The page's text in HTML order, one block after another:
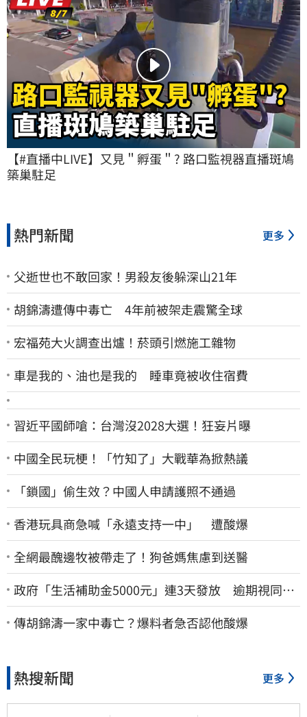
【#直播中LIVE】又見＂孵蛋＂? 路口監視器直播斑鳩
築巢駐足
熱門新聞 更多
父逝世也不敢回家！男殺友後躲深山21年
胡錦濤遭傳中毒亡 4年前被架走震驚全球
宏福苑大火調查出爐！菸頭引燃施工雜物
車是我的、油也是我的 睡車竟被收住宿費
習近平國師嗆：台灣沒2028大選！狂妄片曝
中國全民玩梗！「竹知了」大戰華為掀熱議
「鎖國」偷生效？中國人申請護照不通過
香港玩具商急喊「永遠支持一中」 遭酸爆
全網最醜邊牧被帶走了！狗爸媽焦慮到送醫
政府「生活補助金5000元」連3天發放 逾期視同放
棄
傳胡錦濤一家中毒亡？爆料者急否認他酸爆
熱搜新聞 更多